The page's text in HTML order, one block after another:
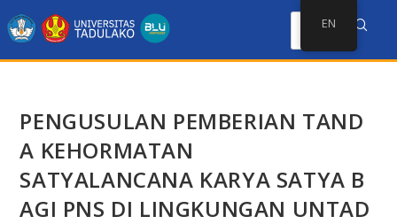
PENGUSULAN PEMBERIAN TAND
A KEHORMATAN
SATYALANCANA KARYA SATYA B
AGI PNS DI LINGKUNGAN UNTAD
EN